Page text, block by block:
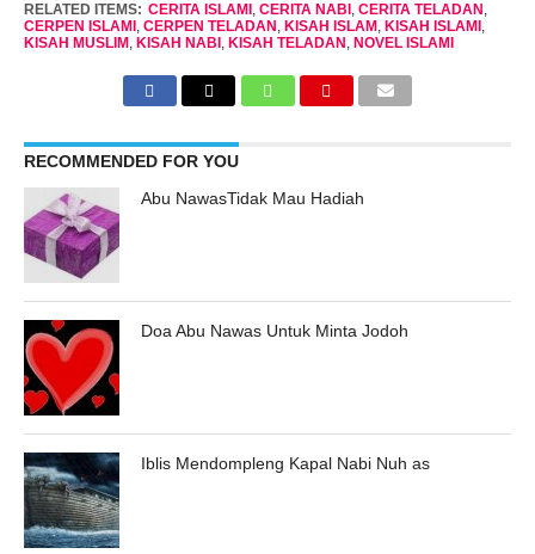
RELATED ITEMS: CERITA ISLAMI , CERITA NABI , CERITA TELADAN ,
CERPEN ISLAMI , CERPEN TELADAN , KISAH ISLAM , KISAH ISLAMI ,
KISAH MUSLIM , KISAH NABI , KISAH TELADAN , NOVEL ISLAMI
RECOMMENDED FOR YOU
Abu NawasTidak Mau Hadiah
Doa Abu Nawas Untuk Minta Jodoh
Iblis Mendompleng Kapal Nabi Nuh as